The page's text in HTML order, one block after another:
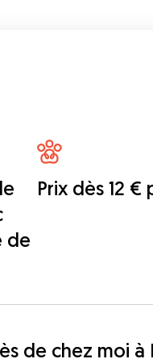
de
Prix dès 12 €
de chez moi à